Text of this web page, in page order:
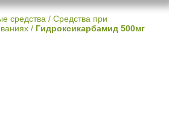
средства / Средства при
/ Гидроксикарбамид 500мг